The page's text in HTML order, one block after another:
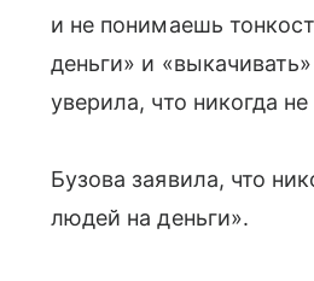
и не понимаешь
деньги» и
уверила, что никогда
Бузова заявила, что
людей на деньги».